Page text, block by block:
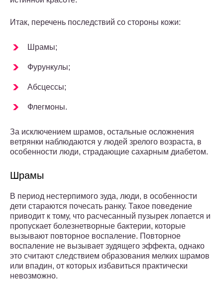
Итак, перечень последствий со стороны кожи:
Шрамы;
Фурункулы;
Абсцессы;
Флегмоны.
За исключением шрамов, остальные осложнения
ветрянки наблюдаются у людей зрелого возраста, в
особенности люди, страдающие сахарным диабетом.
Шрамы
В период нестерпимого зуда, люди, в особенности
дети стараются почесать ранку. Такое поведение
приводит к тому, что расчесанный пузырек лопается и
пропускает болезнетворные бактерии, которые
вызывают повторное воспаление. Повторное
воспаление не вызывает зудящего эффекта, однако
это считают следствием образования мелких шрамов
или впадин, от которых избавиться практически
невозможно.